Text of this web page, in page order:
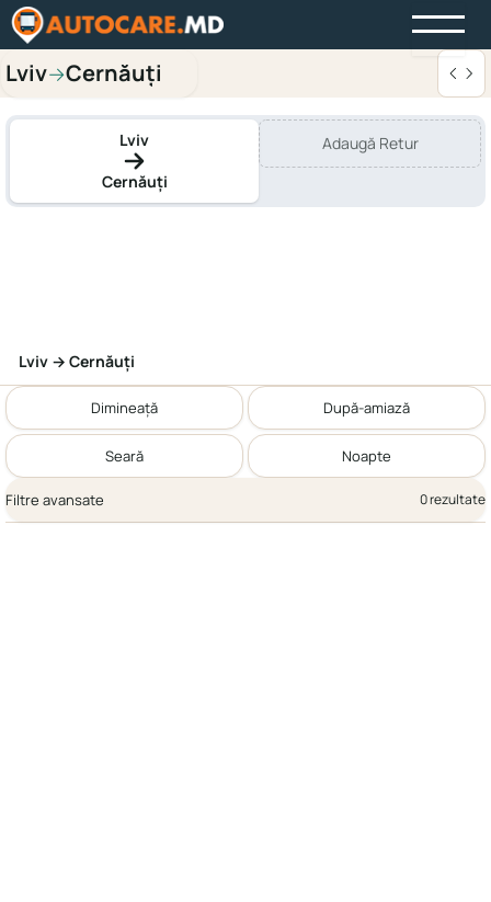
Lviv→Cernăuți
Lviv
Cernăuți
Adaugă Retur
Lviv → Cernăuți
Dimineață După-amiază
Seară Noapte
Filtre avansate 0 rezultate